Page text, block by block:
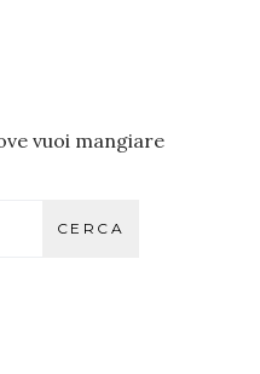
vuoi mangiare
CERCA